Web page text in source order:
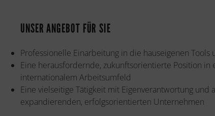
UNSER ANGEBOT FÜR SIE
Professionelle Einarbeitung in die hauseigenen Tools
Eine herausfordernde, zukunftsorientierte Position
internationalem Arbeitsumfeld
Eine vielseitige Tätigkeit mit Eigenverantwortung
expandierenden, erfolgsorientierten Unternehmen